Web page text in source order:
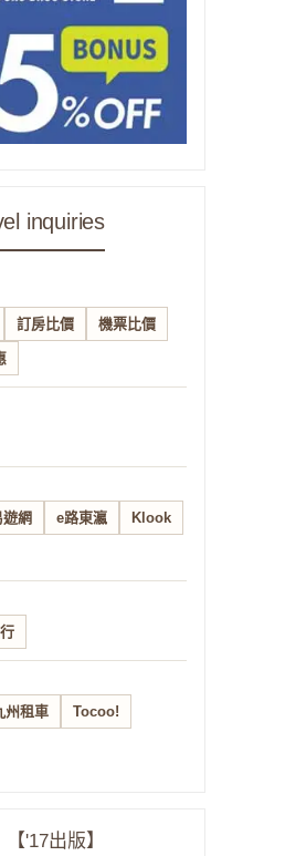
inquiries
訂房比價 機票比價
遊網 e路東瀛 Klook
州租車 Tocoo!
【'17出版】